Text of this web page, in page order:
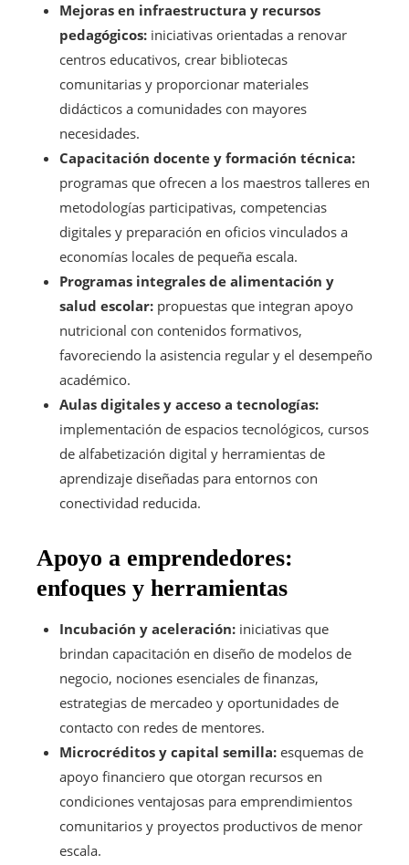
Mejoras en infraestructura y recursos
pedagógicos: iniciativas orientadas a renovar
centros educativos, crear bibliotecas
comunitarias y proporcionar materiales
didácticos a comunidades con mayores
necesidades.
Capacitación docente y formación técnica:
programas que ofrecen a los maestros talleres en
metodologías participativas, competencias
digitales y preparación en oficios vinculados a
economías locales de pequeña escala.
Programas integrales de alimentación y
salud escolar: propuestas que integran apoyo
nutricional con contenidos formativos,
favoreciendo la asistencia regular y el desempeño
académico.
Aulas digitales y acceso a tecnologías:
implementación de espacios tecnológicos, cursos
de alfabetización digital y herramientas de
aprendizaje diseñadas para entornos con
conectividad reducida.
Apoyo a emprendedores:
enfoques y herramientas
Incubación y aceleración: iniciativas que
brindan capacitación en diseño de modelos de
negocio, nociones esenciales de finanzas,
estrategias de mercadeo y oportunidades de
contacto con redes de mentores.
Microcréditos y capital semilla: esquemas de
apoyo financiero que otorgan recursos en
condiciones ventajosas para emprendimientos
comunitarios y proyectos productivos de menor
escala.